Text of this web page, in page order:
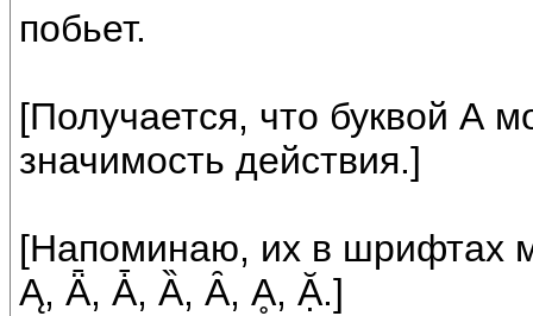
побьет.
[Получается, что буквой А
значимость действия.]
[Напоминаю, их в шрифтах
Ą, Ǟ, Ǡ, Ȁ, Ȃ, Ḁ, Ặ.]